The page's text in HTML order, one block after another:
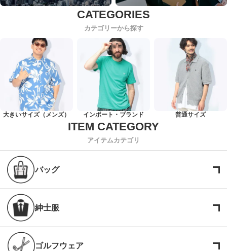
カテゴリーから探す
大きいサイズ（メンズ） インポート・ブランド 普通サイズ
アイテムカテゴリ
バッグ
紳士服
ゴルフウェア